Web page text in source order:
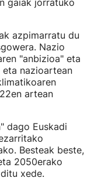
gaiak jorratuko
azpimarratu du
Nazio
"anbizioa" eta
nazioartean
artean
dago Euskadi
Besteak beste,
2050erako
xede.